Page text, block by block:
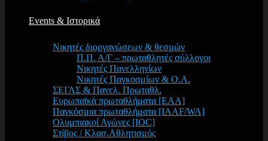
Events & Ιστορικά
Νικητές διοργανώσεων & θεσμών
Π.Π. Α/Γ – πρωταθλητές σύλλογοι
Νικητές Πανελληνίων
Νικητές Παγκοσμίων & Ο.Α.
ΣΕΓΑΣ & Πανελ. Πρωταθλ.
Ευρωπαϊκά πρωταθλήματα [EAA]
Παγκόσμια πρωταθλήματα [IAAF/WA]
Ολυμπιακοί Αγώνες [IOC]
Στίβος / Κλασ.Αθλητισμός